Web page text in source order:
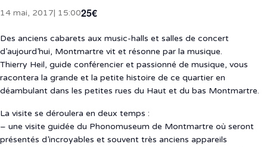
14 mai, 2017| 15:0025€
Des anciens cabarets aux music-halls et salles de concert
d’aujourd’hui, Montmartre vit et résonne par la musique.
Thierry Heil, guide conférencier et passionné de musique, vous
racontera la grande et la petite histoire de ce quartier en
déambulant dans les petites rues du Haut et du bas Montmartre.
La visite se déroulera en deux temps :
– une visite guidée du Phonomuseum de Montmartre où seront
présentés d’incroyables et souvent très anciens appareils